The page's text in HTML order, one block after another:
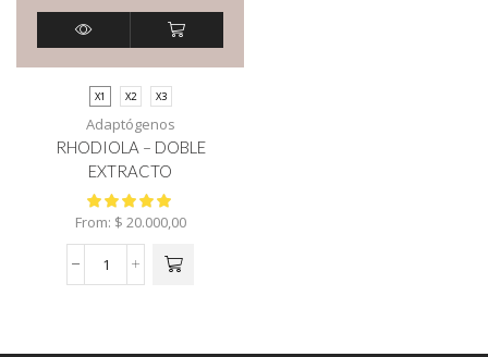
X1 X2 X3
Adaptógenos
RHODIOLA – DOBLE
EXTRACTO
From: $ 20.000,00